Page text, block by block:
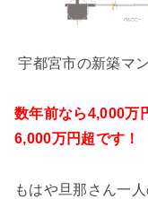
宇都宮市の新築マ
数年前なら4,000万
6,000万円超です！
もはや旦那さん一